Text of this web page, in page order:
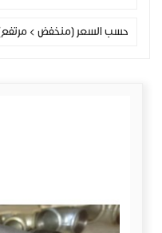
حسب السعر (منخفض >